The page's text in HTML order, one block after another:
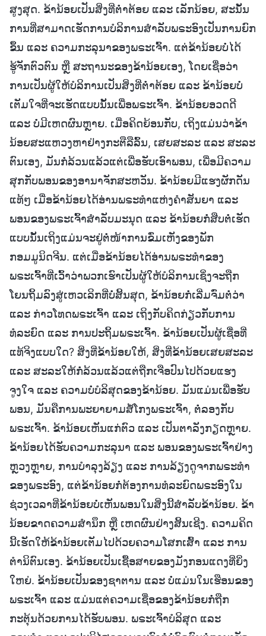
ສູງສຸດ. ຂ້ານ້ອຍເປັນສິ່ງທີ່ຕໍ່າຕ້ອຍ ແລະ ເລັກນ້ອຍ, ສະນັ້ນ
ການທີ່ສາມາດເຮັດການບໍລິການສຳລັບພຣະອົງເປັນການຍົກ
ຂຶ້ນ ແລະ ຄວາມກະລຸນາຂອງພຣະເຈົ້າ. ແຕ່ຂ້ານ້ອຍບໍ່ໄດ້
ຮູ້ຈັກຕົວຕົນ ຫຼື ສະຖານະຂອງຂ້ານ້ອຍເອງ, ໂດຍເຊື່ອວ່າ
ການເປັນຜູ້ໃຫ້ບໍລິການເປັນສິ່ງທີ່ຕໍ່າຕ້ອຍ ແລະ ຂ້ານ້ອຍບໍ່
ເຕັມໃຈທີ່ຈະເຮັດແບບນັ້ນເພື່ອພຣະເຈົ້າ. ຂ້ານ້ອຍອວດດີ
ແລະ ບໍ່ມີເຫດຜົນຫຼາຍ. ເມື່ອຄິດຍ້ອນກັບ, ເຖິງແມ່ນວ່າຂ້າ
ນ້ອຍສະແຫວງຫາຢ່າງກະຕືລືລົ້ນ, ເສຍສະລະ ແລະ ສະລະ
ຕົນເອງ, ມັນກໍ່ລ້ວນແລ້ວແຕ່ເພື່ອຮັບເອົາພອນ, ເພື່ອມີຄວາມ
ສຸກກັບພອນຂອງອານາຈັກສະຫວັນ. ຂ້ານ້ອຍມີແຮງຜັກດັນ
ແທ້ໆ ເມື່ອຂ້ານ້ອຍໄດ້ອ່ານພຣະທຳແຫ່ງຄຳສັນຍາ ແລະ
ພອນຂອງພຣະເຈົ້າສຳລັບມະນຸດ ແລະ ຂ້ານ້ອຍກໍ່ສືບຕໍ່ເຮັດ
ແບບນັ້ນເຖິງແມ່ນຈະຢູ່ຕໍ່ໜ້າການຂົ່ມເຫັງຂອງພັກ
ກອມມູນິດຈີນ. ແຕ່ເມື່ອຂ້ານ້ອຍໄດ້ອ່ານພຣະທຳຂອງ
ພຣະເຈົ້າທີ່ເວົ້າວ່າພວກເຮົາເປັນຜູ້ໃຫ້ບໍລິການເຊິ່ງຈະຖືກ
ໂຍນຖິ້ມລົງສູ່ເຫວເລິກທີ່ບໍ່ສິ້ນສຸດ, ຂ້ານ້ອຍກໍ່ເລີ່ມຈົ່ມຕໍ່ວ່າ
ແລະ ກ່າວໂທດພຣະເຈົ້າ ແລະ ເຖິງກັບຄິດກ່ຽວກັບການ
ທໍລະຍົດ ແລະ ການປະຖິ້ມພຣະເຈົ້າ. ຂ້ານ້ອຍເປັນຜູ້ເຊື່ອທີ່
ແທ້ຈິງແບບໃດ? ສິ່ງທີ່ຂ້ານ້ອຍໃຫ້, ສິ່ງທີ່ຂ້ານ້ອຍເສຍສະລະ
ແລະ ສະລະໃຫ້ກໍ່ລ້ວນແລ້ວແຕ່ຖືກເຈືອປົນໄປດ້ວຍແຮງ
ຈູງໃຈ ແລະ ຄວາມບໍ່ບໍລິສຸດຂອງຂ້ານ້ອຍ. ມັນແມ່ນເພື່ອຮັບ
ພອນ, ມັນຄືການພະຍາຍາມສໍ້ໂກງພຣະເຈົ້າ, ຕໍ່ລອງກັບ
ພຣະເຈົ້າ. ຂ້ານ້ອຍເຫັນແກ່ຕົວ ແລະ ເປັນຕາລັງກຽດຫຼາຍ.
ຂ້ານ້ອຍໄດ້ຮັບຄວາມກະລຸນາ ແລະ ພອນຂອງພຣະເຈົ້າຢ່າງ
ຫຼວງຫຼາຍ, ການບຳລຸງລ້ຽງ ແລະ ການລ້ຽງດູຈາກພຣະທຳ
ຂອງພຣະອົງ, ແຕ່ຂ້ານ້ອຍກໍ່ຕ້ອງການທໍລະຍົດພຣະອົງໃນ
ຊ່ວງເວລາທີ່ຂ້ານ້ອຍບໍ່ເຫັນພອນໃນສິ່ງນີ້ສຳລັບຂ້ານ້ອຍ. ຂ້າ
ນ້ອຍຂາດຄວາມສຳນຶກ ຫຼື ເຫດຜົນຢ່າງສິ້ນເຊີງ. ຄວາມຄິດ
ນີ້ເຮັດໃຫ້ຂ້ານ້ອຍເຕັມໄປດ້ວຍຄວາມໂສກເສົ້າ ແລະ ການ
ຕຳນິຕົນເອງ. ຂ້ານ້ອຍເປັນເຊື້ອສາຍຂອງມັງກອນແດງທີ່ຍິ່ງ
ໃຫຍ່. ຂ້ານ້ອຍເປັນຂອງຊາຕານ ແລະ ບໍ່ແມ່ນໃນເຮືອນຂອງ
ພຣະເຈົ້າ ແລະ ແມ່ນແຕ່ຄວາມເຊື່ອຂອງຂ້ານ້ອຍກໍ່ຖືກ
ກະຕຸ້ນດ້ວຍການໄດ້ຮັບພອນ. ພຣະເຈົ້າບໍລິສຸດ ແລະ